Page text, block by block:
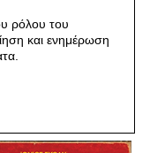
ρόλου του
και ενημέρωση